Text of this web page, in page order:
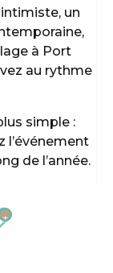
un
à Port
au rythme
simple :
l’événement
de l’année.